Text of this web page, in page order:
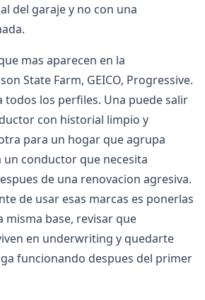
del garaje y no con una
mas aparecen en la
State Farm, GEICO, Progressive.
todos los perfiles. Una puede salir
con historial limpio y
para un hogar que agrupa
un conductor que necesita
de una renovacion agresiva.
de usar esas marcas es ponerlas
misma base, revisar que
en underwriting y quedarte
funcionando despues del primer